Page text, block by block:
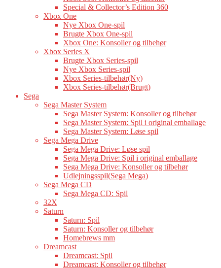
Special & Collector’s Edition 360
Xbox One
Nye Xbox One-spil
Brugte Xbox One-spil
Xbox One: Konsoller og tilbehør
Xbox Series X
Brugte Xbox Series-spil
Nye Xbox Series-spil
Xbox Series-tilbehør(Ny)
Xbox Series-tilbehør(Brugt)
Sega
Sega Master System
Sega Master System: Konsoller og tilbehør
Sega Master System: Spil i original emballage
Sega Master System: Løse spil
Sega Mega Drive
Sega Mega Drive: Løse spil
Sega Mega Drive: Spil i original emballage
Sega Mega Drive: Konsoller og tilbehør
Udlejningsspil(Sega Mega)
Sega Mega CD
Sega Mega CD: Spil
32X
Saturn
Saturn: Spil
Saturn: Konsoller og tilbehør
Homebrews mm
Dreamcast
Dreamcast: Spil
Dreamcast: Konsoller og tilbehør